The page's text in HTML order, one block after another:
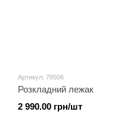
Артикул: 78506
Розкладний лежак
2 990.00 грн/шт